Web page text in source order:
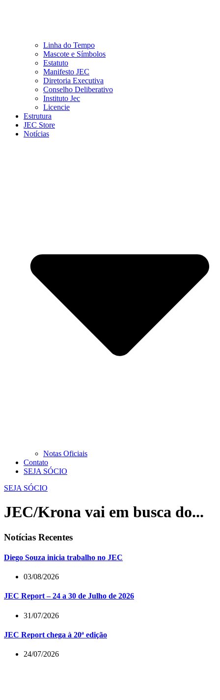
Linha do Tempo
Mascote e Símbolos
Estatuto
Manifesto JEC
Diretoria Executiva
Conselho Deliberativo
Instituto Jec
Licencie
Estrutura
JEC Store
Notícias
Notas Oficiais
Contato
SEJA SÓCIO
SEJA SÓCIO
JEC/Krona vai em busca do...
Notícias Recentes
Diego Souza inicia trabalho no JEC
03/08/2026
JEC Report – 24 a 30 de Julho de 2026
31/07/2026
JEC Report chega à 20ª edição
24/07/2026